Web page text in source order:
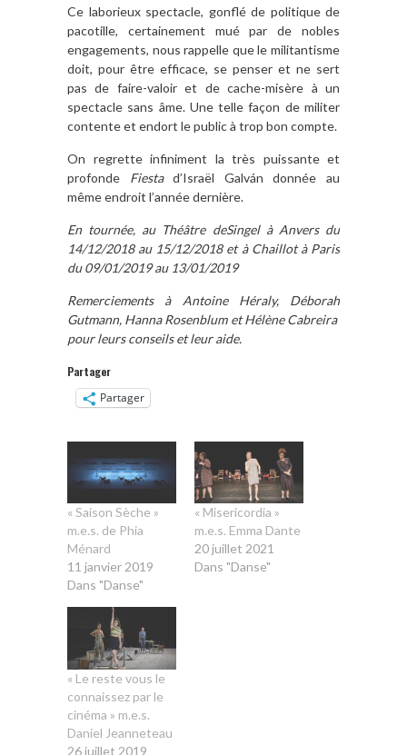
Ce laborieux spectacle, gonflé de politique de
pacotille, certainement mué par de nobles
engagements, nous rappelle que le militantisme
doit, pour être efficace, se penser et ne sert
pas de faire-valoir et de cache-misère à un
spectacle sans âme. Une telle façon de militer
contente et endort le public à trop bon compte.
On regrette infiniment la très puissante et
profonde Fiestad’Israël Galván donnée au
même endroit l’année dernière.
En tournée, au Théâtre deSingel à Anvers du
14/12/2018 au 15/12/2018 et à Chaillotà Paris
du 09/01/2019 au 13/01/2019
Remerciements à Antoine Héraly, Déborah
Gutmann, Hanna Rosenblum et Hélène Cabreira
pour leurs conseils et leur aide.
Partager
Partager
« Saison Sèche »
m.e.s. de Phia
Ménard
11 janvier 2019
Dans "Danse"
« Misericordia »
m.e.s. Emma Dante
20 juillet 2021
Dans "Danse"
« Le reste vous le
connaissez par le
cinéma » m.e.s.
Daniel Jeanneteau
26 juillet 2019